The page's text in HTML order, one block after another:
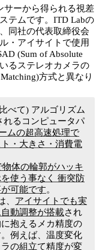
サーから得られる視差
テムです。ITD Labの
同社の代表取締役会
・アイサイトで使用
(Sum of Absolute
るステレオカメラの
方式と異なり
べて) アルゴリズム
れるコンピュータパ
ムの超高速処理で
・大きさ・消費電
体の輪郭がハッキ
を使う事なく 衝突防
可能です。
アイサイトでも実
動調整が搭載され
抱えるメカ精度の
例えば、温度変化
の組立て精度が変